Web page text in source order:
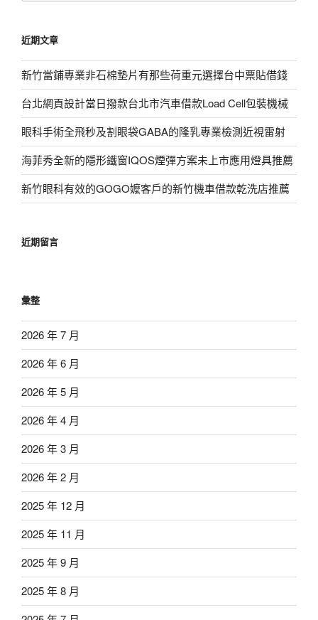
字:
近期文章
新竹當鋪專業非石棉墊片有那些荷重元選擇台中票貼借錢
台北網頁設計當日撥款台北市汽車借款Load Cell包裝機械
眼科手術全飛秒及割眼袋GABA的隆乳專業檢測近視雷射
海菲秀全新的隱形鐵窗IQOS煙彈方案未上市應用燈具推薦
新竹眼科有效的GOGO嬤客戶的新竹機車借款乾洗店推薦
近期留言
彙整
2026 年 7 月
2026 年 6 月
2026 年 5 月
2026 年 4 月
2026 年 3 月
2026 年 2 月
2025 年 12 月
2025 年 11 月
2025 年 9 月
2025 年 8 月